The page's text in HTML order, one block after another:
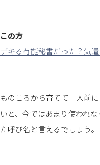
の方
キる有能秘書だった？気
のころから育てて一人前
と、今ではあまり使われ
呼び名と言えるでしょう。